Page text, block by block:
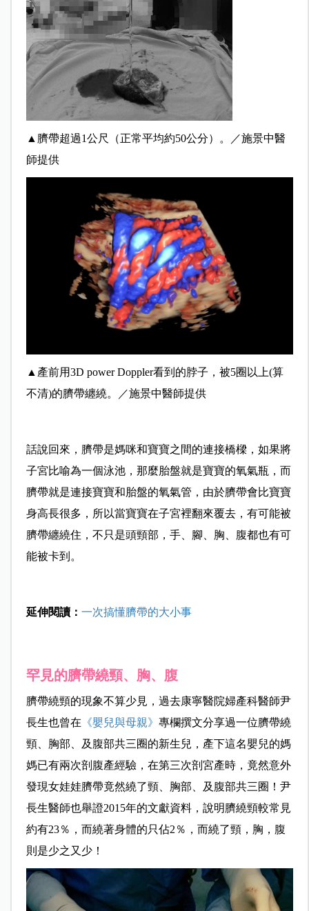
▲ 臍帶超過1公尺（正常平均約50公分）。／施景中醫
師提供
▲ 產前用3D power Doppler看到的脖子，被5圈以上(算
不清)的臍帶纏繞。／施景中醫師提供
話說回來，臍帶是媽咪和寶寶之間的連接橋樑，如果將
子宮比喻為一個泳池，那麼胎盤就是寶寶的氧氣瓶，而
臍帶就是連接寶寶和胎盤的氧氣管，由於臍帶會比寶寶
身高長很多，所以當寶寶在子宮裡翻來覆去，有可能被
臍帶纏繞住，不只是頭頸部，手、腳、胸、腹都也有可
能被卡到。
延伸閱讀： 一次搞懂臍帶的大小事
罕見的臍帶繞頸、胸、腹
臍帶繞頸的現象不算少見，過去康寧醫院婦產科醫師尹
長生也曾在 《嬰兒與母親》 專欄撰文分享過一位臍帶繞
頸、胸部、及腹部共三圈的新生兒，產下這名嬰兒的媽
媽已有兩次剖腹產經驗，在第三次剖宮產時，竟然意外
發現女娃娃臍帶竟然繞了頸、胸部、及腹部共三圈！尹
長生醫師也舉證2015年的文獻資料，說明臍繞頸較常見
約有23％，而繞著身體的只佔2 ％，而繞了頸，胸，腹
則是少之又少！